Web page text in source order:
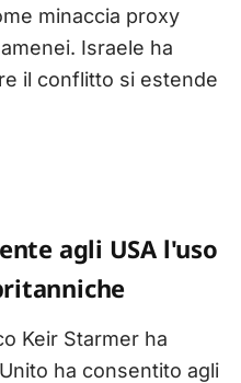
minaccia proxy
Israele ha
il conflitto si estende
agli USA l'uso
Keir Starmer ha
ha consentito agli